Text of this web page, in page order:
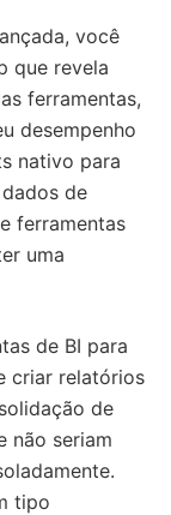
você
que revela
ferramentas,
desempenho
nativo para
de
ferramentas
uma
de BI para
criar relatórios
de
não seriam
tipo